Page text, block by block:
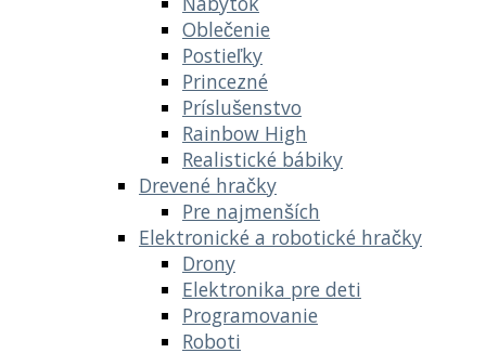
Oblečenie
Postieľky
Princezné
Príslušenstvo
Rainbow High
Realistické bábiky
Drevené hračky
Pre najmenších
Elektronické a robotické hračky
Drony
Elektronika pre deti
Programovanie
Roboti